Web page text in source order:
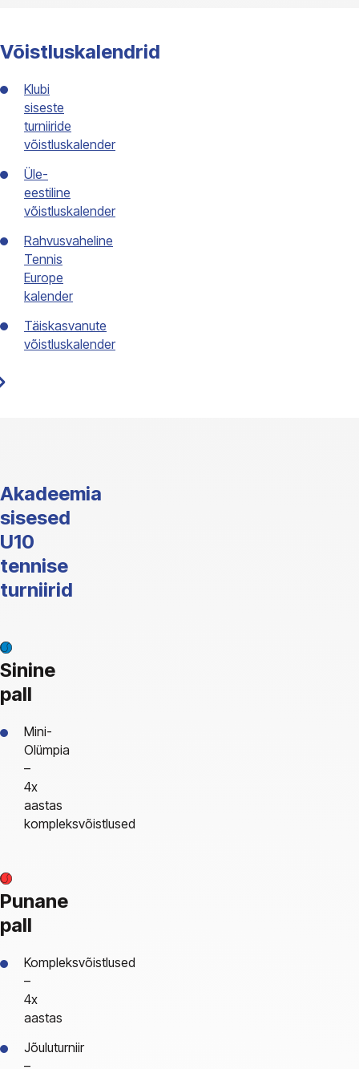
Võistluskalendrid
Klubi
siseste
turniiride
võistluskalender
Üle-
eestiline
võistluskalender
Rahvusvaheline
Tennis
Europe
kalender
Täiskasvanute
võistluskalender
Akadeemia
sisesed
U10
tennise
turniirid
Sinine
pall
Mini-
Olümpia
–
4x
aastas
kompleksvõistlused
Punane
pall
Kompleksvõistlused
–
4x
aastas
Jõuluturniir